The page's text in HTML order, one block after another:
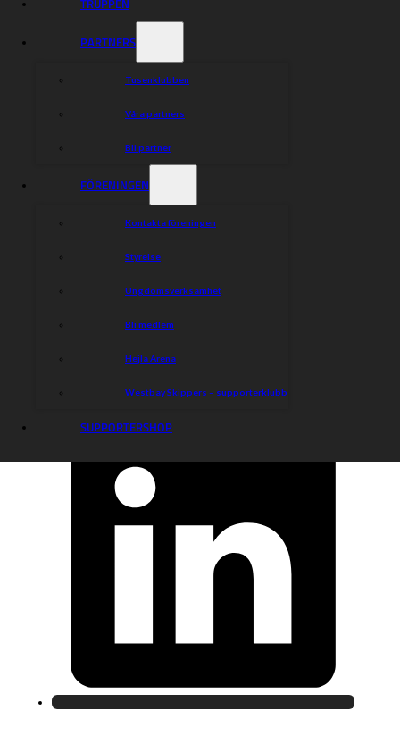
PARTNERS
Tusenklubben
Våra partners
Bli partner
FÖRENINGEN
Kontakta föreningen
Styrelse
Ungdomsverksamhet
Bli medlem
Hejla Arena
Westbay Skippers – supporterklubb
SUPPORTERSHOP